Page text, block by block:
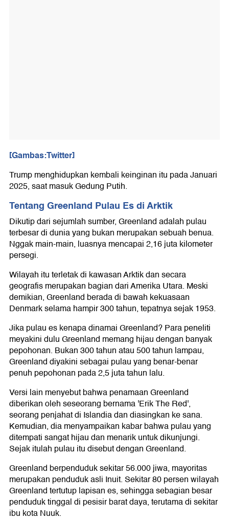
[Gambas:Twitter]
Trump menghidupkan kembali keinginan itu pada Januari
2025, saat masuk Gedung Putih.
Tentang Greenland Pulau Es di Arktik
Dikutip dari sejumlah sumber, Greenland adalah pulau
terbesar di dunia yang bukan merupakan sebuah benua.
Nggak main-main, luasnya mencapai 2,16 juta kilometer
persegi.
Wilayah itu terletak di kawasan Arktik dan secara
geografis merupakan bagian dari Amerika Utara. Meski
demikian, Greenland berada di bawah kekuasaan
Denmark selama hampir 300 tahun, tepatnya sejak 1953.
Jika pulau es kenapa dinamai Greenland? Para peneliti
meyakini dulu Greenland memang hijau dengan banyak
pepohonan. Bukan 300 tahun atau 500 tahun lampau,
Greenland diyakini sebagai pulau yang benar-benar
penuh pepohonan pada 2,5 juta tahun lalu.
Versi lain menyebut bahwa penamaan Greenland
diberikan oleh seseorang bernama 'Erik The Red',
seorang penjahat di Islandia dan diasingkan ke sana.
Kemudian, dia menyampaikan kabar bahwa pulau yang
ditempati sangat hijau dan menarik untuk dikunjungi.
Sejak itulah pulau itu disebut dengan Greenland.
Greenland berpenduduk sekitar 56.000 jiwa, mayoritas
merupakan penduduk asli Inuit. Sekitar 80 persen wilayah
Greenland tertutup lapisan es, sehingga sebagian besar
penduduk tinggal di pesisir barat daya, terutama di sekitar
ibu kota Nuuk.